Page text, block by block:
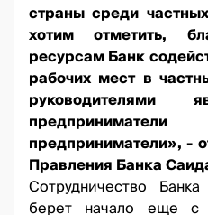
страны среди
хотим отметить,
ресурсам Банк
рабочих мест в
руководителями
предприниматели», -
Правления Банка
Сотрудничество
берет начало еще с